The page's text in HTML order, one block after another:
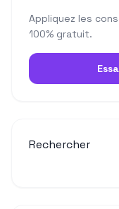
Appliquez les
100% gratuit.
Rechercher